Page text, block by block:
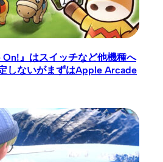
On!』はスイッチなど他機種へ
しないがまずはApple Arcade